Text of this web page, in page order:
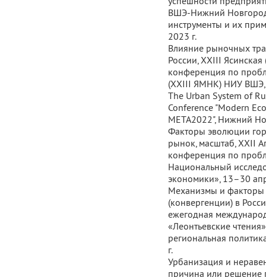
ВШЭ-Нижний
инструменты и их
2023 г.
Влияние рыночных
России, XXIII
конференция по
(XXIII ЯМНК) НИУ ВШЭ,
The Urban System of
Conference "Modern
META2022", Нижний
Факторы эволюции
рынок, масштаб, XXII
конференция по
Национальный
экономики», 13–30
Механизмы и факторы
(конвергенции) в
ежегодная
«Леонтьевские
региональная
г.
Урбанизация и
причина или решение